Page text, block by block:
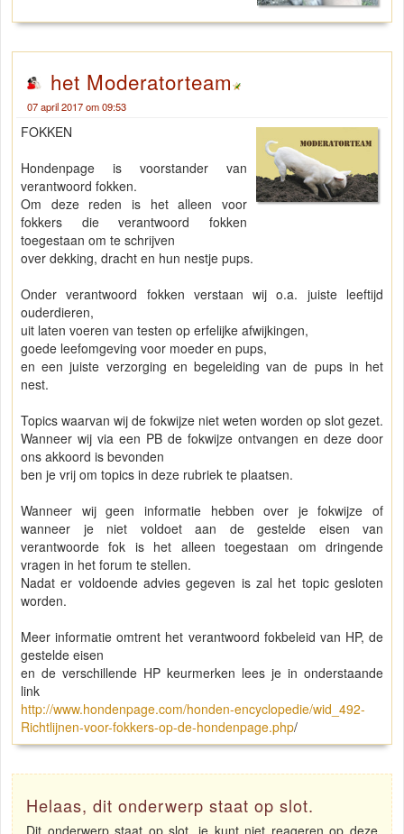
het Moderatorteam
07 april 2017 om 09:53
FOKKEN
Hondenpage is voorstander van
verantwoord fokken.
Om deze reden is het alleen voor
fokkers die verantwoord fokken
toegestaan om te schrijven
over dekking, dracht en hun nestje pups.
Onder verantwoord fokken verstaan wij o.a. juiste leeftijd
ouderdieren,
uit laten voeren van testen op erfelijke afwijkingen,
goede leefomgeving voor moeder en pups,
en een juiste verzorging en begeleiding van de pups in het
nest.
Topics waarvan wij de fokwijze niet weten worden op slot gezet.
Wanneer wij via een PB de fokwijze ontvangen en deze door
ons akkoord is bevonden
ben je vrij om topics in deze rubriek te plaatsen.
Wanneer wij geen informatie hebben over je fokwijze of
wanneer je niet voldoet aan de gestelde eisen van
verantwoorde fok is het alleen toegestaan om dringende
vragen in het forum te stellen.
Nadat er voldoende advies gegeven is zal het topic gesloten
worden.
Meer informatie omtrent het verantwoord fokbeleid van HP, de
gestelde eisen
en de verschillende HP keurmerken lees je in onderstaande
link
http://www.hondenpage.com/honden-encyclopedie/wid_492-
Richtlijnen-voor-fokkers-op-de-hondenpage.php/
Helaas, dit onderwerp staat op slot.
Dit onderwerp staat op slot, je kunt niet reageren op deze